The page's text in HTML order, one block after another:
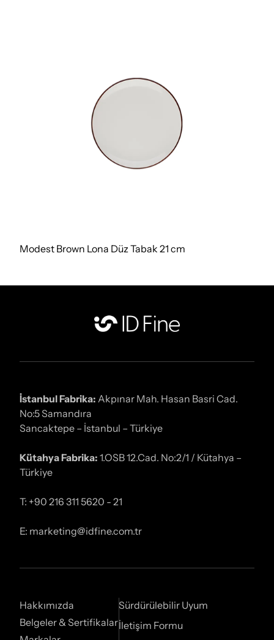
Modest Brown Lona Düz Tabak 21 cm
İstanbul Fabrika: Akpınar Mah. Hasan Basri Cad.
No:5 Samandıra
Sancaktepe – İstanbul – Türkiye
Kütahya Fabrika: 1.OSB 12.Cad. No:2/1 / Kütahya –
Türkiye
T: +90 216 311 5620 - 21
E: marketing@idfine.com.tr
Hakkımızda
Belgeler & Sertifikalar
Sürdürülebilir Uyum
İletişim Formu